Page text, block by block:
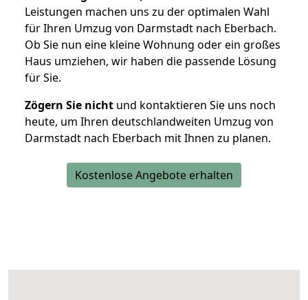
Leistungen machen uns zu der optimalen Wahl
für Ihren Umzug von Darmstadt nach Eberbach.
Ob Sie nun eine kleine Wohnung oder ein großes
Haus umziehen, wir haben die passende Lösung
für Sie.
Zögern Sie nicht und kontaktieren Sie uns noch
heute, um Ihren deutschlandweiten Umzug von
Darmstadt nach Eberbach mit Ihnen zu planen.
Kostenlose Angebote erhalten